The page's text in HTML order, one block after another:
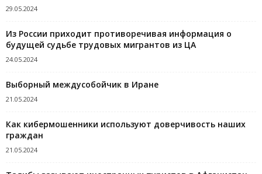
29.05.2024
Из России приходит противоречивая информация о
будущей судьбе трудовых мигрантов из ЦА
24.05.2024
Выборный междусобойчик в Иране
21.05.2024
Как кибермошенники используют доверчивость наших
граждан
21.05.2024